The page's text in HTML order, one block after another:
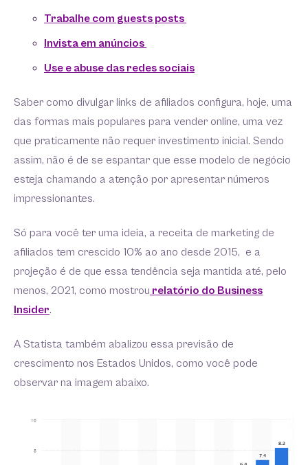
Trabalhe com guests posts
Invista em anúncios
Use e abuse das redes sociais
Saber como divulgar links de afiliados configura, hoje, uma
das formas mais populares para vender online, uma vez
que praticamente não requer investimento inicial. Sendo
assim, não é de se espantar que esse modelo de negócio
esteja chamando a atenção por apresentar números
impressionantes.
Só para você ter uma ideia, a receita de marketing de
afiliados tem crescido 10% ao ano desde 2015, e a
projeção é de que essa tendência seja mantida até, pelo
menos, 2021, como mostrou relatório do Business
Insider.
A Statista também abalizou essa previsão de
crescimento nos Estados Unidos, como você pode
observar na imagem abaixo.